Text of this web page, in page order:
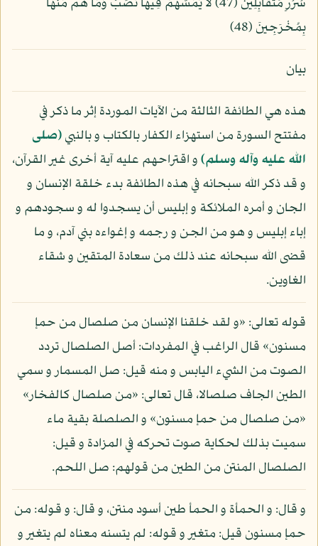
سُرُرٍ مُّتَقَابِلِينَ (47) لاَ يَمَسُّهُمْ فِيهَا نَصَبٌ وَمَا هُم مِّنْهَا
بِمُخْرَجِينَ (48)
بيان
هذه هي الطائفة الثالثة من الآيات الموردة إثر ما ذكر في
مفتتح السورة من استهزاء الكفار بالكتاب و بالنبي(صلى
الله عليه وآله وسلم)و اقتراحهم عليه آية أخرى غير القرآن،
و قد ذكر الله سبحانه في هذه الطائفة بدء خلقة الإنسان و
الجان و أمره الملائكة و إبليس أن يسجدوا له و سجودهم و
إباء إبليس و هو من الجن و رجمه و إغواءه بني آدم، و ما
قضى الله سبحانه عند ذلك من سعادة المتقين و شقاء
الغاوين.
قوله تعالى: «و لقد خلقنا الإنسان من صلصال من حمإ
مسنون» قال الراغب في المفردات: أصل الصلصال تردد
الصوت من الشيء اليابس و منه قيل: صل المسمار و سمي
الطين الجاف صلصالا، قال تعالى: «من صلصال كالفخار»
«من صلصال من حمإ مسنون» و الصلصلة بقية ماء
سميت بذلك لحكاية صوت تحركه في المزادة و قيل:
الصلصال المنتن من الطين من قولهم: صل اللحم.
و قال: و الحمأة و الحمأ طين أسود منتن، و قال: و قوله: من
حمإ مسنون قيل: متغير و قوله: لم يتسنه معناه لم يتغير و